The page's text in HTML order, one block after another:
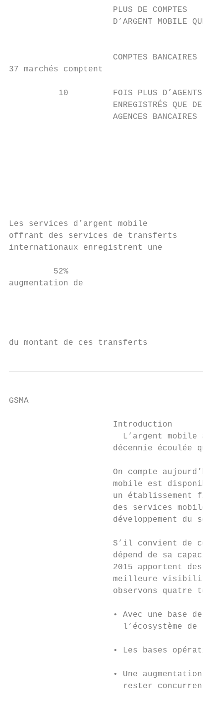
PLUS DE COMPTES
D’ARGENT MOBILE QUE
                     COMPTES BANCAIRES
37 marchés comptent
          10         FOIS PLUS D’AGENTS
                     ENREGISTRÉS QUE DE
                     AGENCES BANCAIRES
Les services d’argent mobile
offrant des services de transferts
internationaux enregistrent une
         52%
augmentation de
du montant de ces transferts
GSMA
                     Introduction
L’argent mobile a
décennie écoulée que
On compte
mobile est
un établissement
des services mobiles
développement du
S’il convient de
dépend de sa
2015 apportent des
meilleure visibilité
observons quatre
• Avec une base de
l’écosystème de
• Les bases
• Une augmentation
rester